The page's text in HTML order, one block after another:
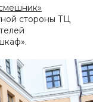
стороны ТЦ